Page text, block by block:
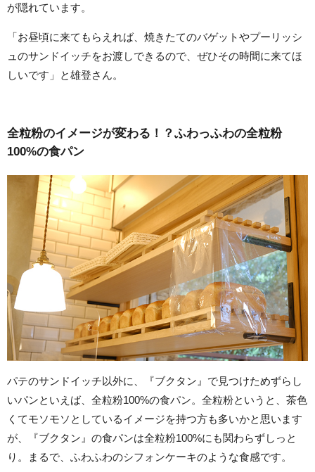
が隠れています。
「お昼頃に来てもらえれば、焼きたてのバゲットやプーリッシ
ュのサンドイッチをお渡しできるので、ぜひその時間に来てほ
しいです」と雄登さん。
全粒粉のイメージが変わる！？ふわっふわの全粒粉
100%の食パン
パテのサンドイッチ以外に、『ブクタン』で見つけためずらし
いパンといえば、全粒粉100%の食パン。全粒粉というと、茶色
くてモソモソとしているイメージを持つ方も多いかと思います
が、『ブクタン』の食パンは全粒粉100%にも関わらずしっと
り。まるで、ふわふわのシフォンケーキのような食感です。